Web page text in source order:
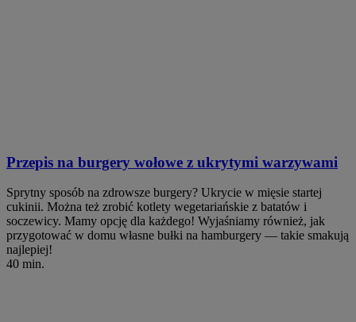
Przepis na burgery wołowe z ukrytymi warzywami
Sprytny sposób na zdrowsze burgery? Ukrycie w mięsie startej
cukinii. Można też zrobić kotlety wegetariańskie z batatów i
soczewicy. Mamy opcję dla każdego! Wyjaśniamy również, jak
przygotować w domu własne bułki na hamburgery — takie smakują
najlepiej!
40 min.